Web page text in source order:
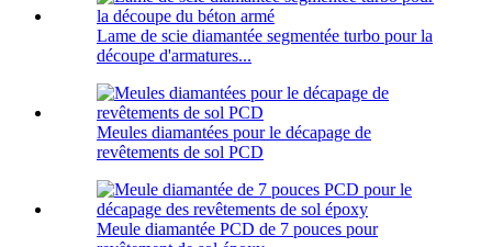
Lame de scie diamantée segmentée turbo pour la
découpe d'armatures...
Meules diamantées pour le décapage de
revêtements de sol PCD
Meule diamantée PCD de 7 pouces pour